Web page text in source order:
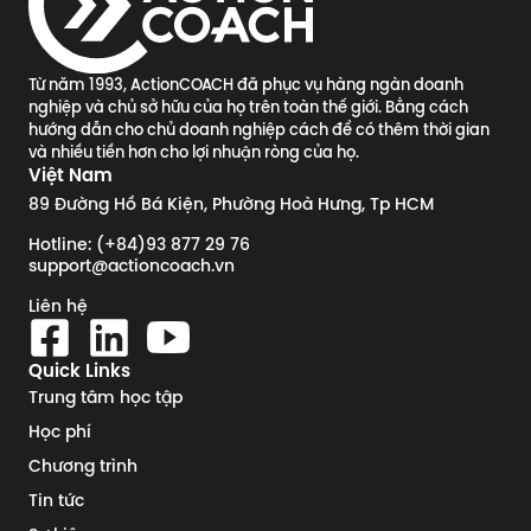
Từ năm 1993, ActionCOACH đã phục vụ hàng ngàn doanh
nghiệp và chủ sở hữu của họ trên toàn thế giới. Bằng cách
hướng dẫn cho chủ doanh nghiệp cách để có thêm thời gian
và nhiều tiền hơn cho lợi nhuận ròng của họ.
Việt Nam
89 Đường Hồ Bá Kiện, Phường Hoà Hưng, Tp HCM
Hotline: (+84)93 877 29 76
support@actioncoach.vn
Liên hệ
Quick Links
Trung tâm học tập
Học phí
Chương trình
Tin tức